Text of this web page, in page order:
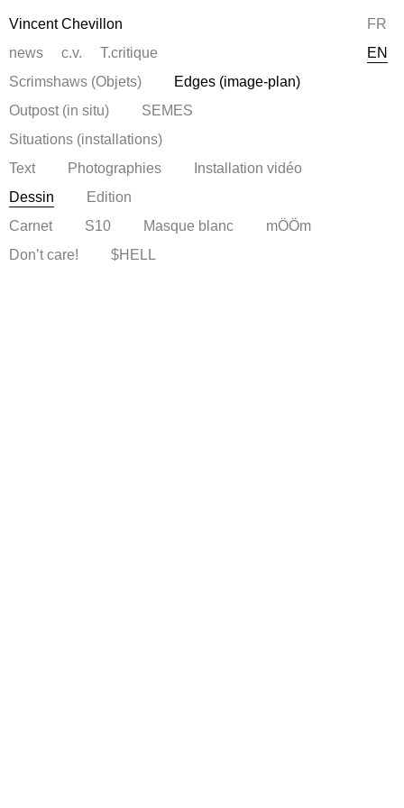
Vincent Chevillon
news
c.v.
T.critique
Scrimshaws (Objets)
Edges (image-plan)
Outpost (in situ)
SEMES
Situations (installations)
Text
Photographies
Installation vidéo
Dessin
Edition
Carnet
S10 Masque blanc
mÖÖm
Don’t care!
$HELL
FR
EN